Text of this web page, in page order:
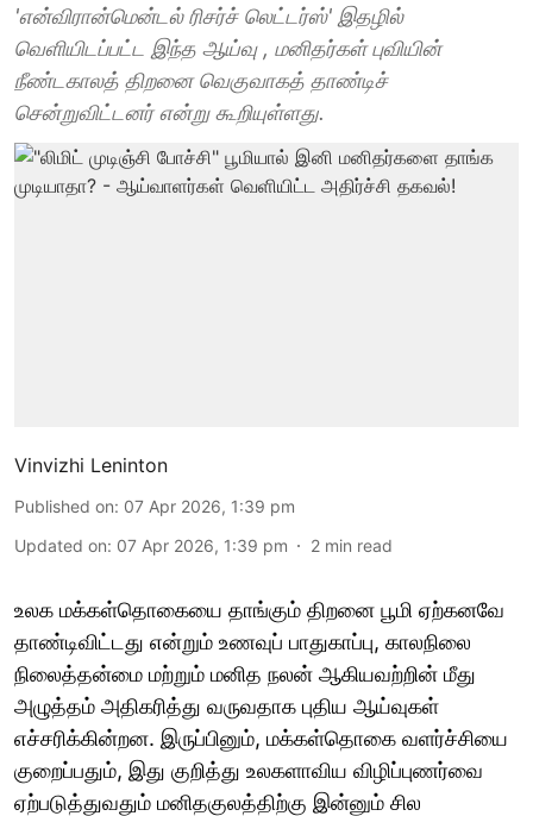
'என்விரான்மென்டல் ரிசர்ச் லெட்டர்ஸ்' இதழில்
வெளியிடப்பட்ட இந்த ஆய்வு , மனிதர்கள் புவியின்
நீண்டகாலத் திறனை வெகுவாகத் தாண்டிச்
சென்றுவிட்டனர் என்று கூறியுள்ளது.
Vinvizhi Leninton
Published on: 07 Apr 2026, 1:39 pm
Updated on: 07 Apr 2026, 1:39 pm 2 min read
உலக மக்கள்தொகையை தாங்கும் திறனை பூமி ஏற்கனவே
தாண்டிவிட்டது என்றும் உணவுப் பாதுகாப்பு, காலநிலை
நிலைத்தன்மை மற்றும் மனித நலன் ஆகியவற்றின் மீது
அழுத்தம் அதிகரித்து வருவதாக புதிய ஆய்வுகள்
எச்சரிக்கின்றன. இருப்பினும், மக்கள்தொகை வளர்ச்சியை
குறைப்பதும், இது குறித்து உலகளாவிய விழிப்புணர்வை
ஏற்படுத்துவதும் மனிதகுலத்திற்கு இன்னும் சில